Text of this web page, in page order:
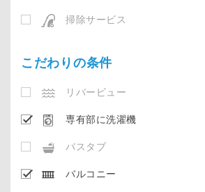
掃除サービス
こだわりの条件
リバービュー
専有部に洗濯機
バスタブ
バルコニー